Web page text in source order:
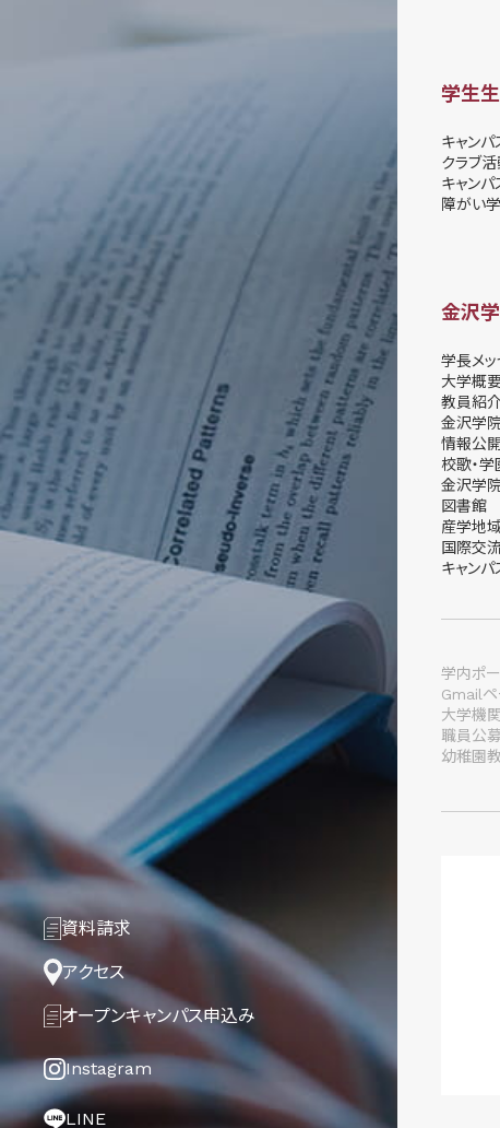
資料請求
アクセス
オープンキャンパス申込み
Instagram
LINE
学生
キャン
クラブ
キャン
障がい
金沢
学長メ
大学概
教員紹
金沢学
情報公開
校歌・学
金沢学
図書館
産学地
国際交
キャンパ
学内ポ
Gmail
大学機
職員公募
幼稚園